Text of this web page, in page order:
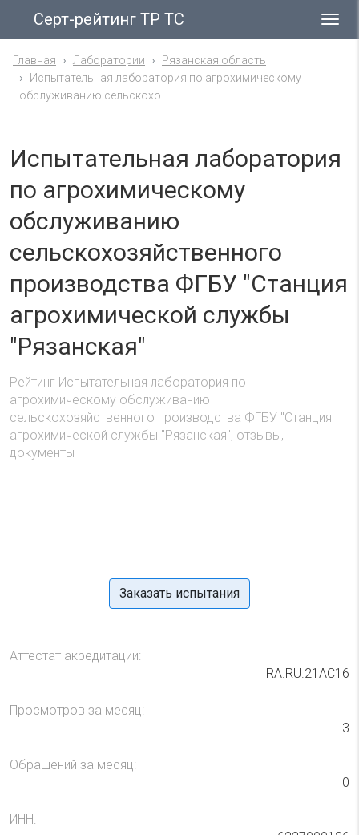
Серт-рейтинг ТР ТС
Главная Лаборатории
Рязанская область
Испытательная лаборатория по агрохимическому
обслуживанию сельскохо...
Испытательная лаборатория
по агрохимическому
обслуживанию
сельскохозяйственного
производства ФГБУ "Станция
агрохимической службы
"Рязанская"
Рейтинг Испытательная лаборатория по
агрохимическому обслуживанию
сельскохозяйственного производства ФГБУ "Станция
агрохимической службы "Рязанская", отзывы,
документы
Заказать испытания
Аттестат акредитации:
RA.RU.21АС16
Просмотров за месяц:
3
Обращений за месяц:
0
ИНН: